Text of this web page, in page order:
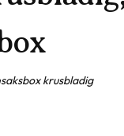
krusbladig